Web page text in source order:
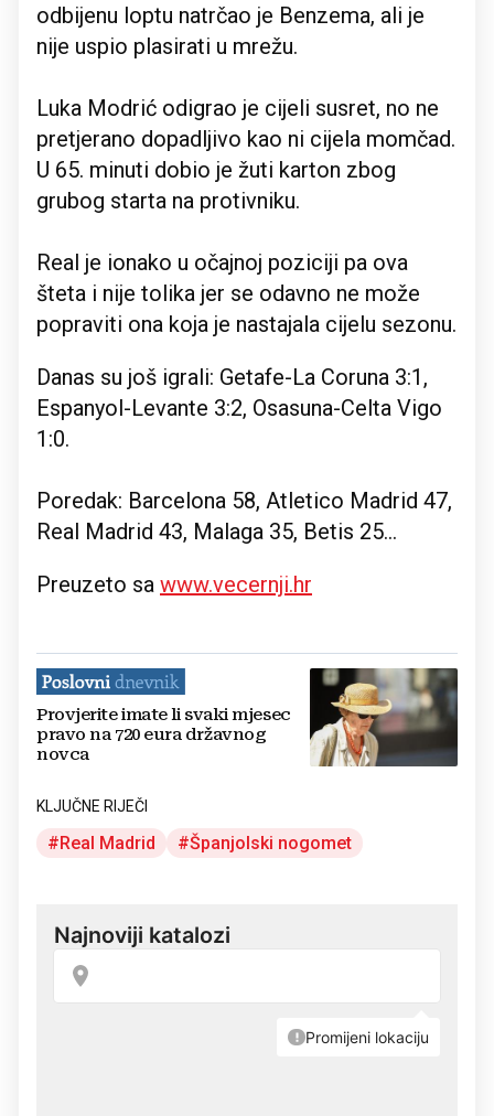
odbijenu loptu natrčao je Benzema, ali je
nije uspio plasirati u mrežu.
Luka Modrić odigrao je cijeli susret, no ne
pretjerano dopadljivo kao ni cijela momčad.
U 65. minuti dobio je žuti karton zbog
grubog starta na protivniku.
Real je ionako u očajnoj poziciji pa ova
šteta i nije tolika jer se odavno ne može
popraviti ona koja je nastajala cijelu sezonu.
Danas su još igrali: Getafe-La Coruna 3:1,
Espanyol-Levante 3:2, Osasuna-Celta Vigo
1:0.
Poredak: Barcelona 58, Atletico Madrid 47,
Real Madrid 43, Malaga 35, Betis 25...
Preuzeto sa www.vecernji.hr
Provjerite imate li svaki mjesec
pravo na 720 eura državnog
novca
KLJUČNE RIJEČI
Real Madrid Španjolski nogomet